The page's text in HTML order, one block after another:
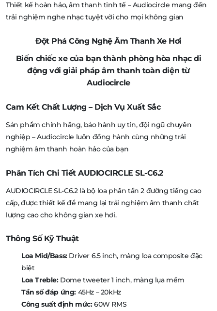
Thiết kế hoàn hảo, âm thanh tinh tế – Audiocircle mang đến
trải nghiệm nghe nhạc tuyệt vời cho mọi không gian
Đột Phá Công Nghệ Âm Thanh Xe Hơi
Biến chiếc xe của bạn thành phòng hòa nhạc di
động với giải pháp âm thanh toàn diện từ
Audiocircle
Cam Kết Chất Lượng – Dịch Vụ Xuất Sắc
Sản phẩm chính hãng, bảo hành uy tín, đội ngũ chuyên
nghiệp – Audiocircle luôn đồng hành cùng những trải
nghiệm âm thanh hoàn hảo của bạn
Phân Tích Chi Tiết AUDIOCIRCLE SL-C6.2
AUDIOCIRCLE SL-C6.2 là bộ loa phân tần 2 đường tiếng cao
cấp, được thiết kế để mang lại trải nghiệm âm thanh chất
lượng cao cho không gian xe hơi.
Thông Số Kỹ Thuật
Loa Mid/Bass:Driver 6.5 inch, màng loa composite đặc
biệt
Loa Treble:Dome tweeter 1 inch, màng lụa mềm
Tần số đáp ứng: 45Hz – 20kHz
Công suất định mức:60W RMS